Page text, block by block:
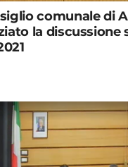
comunale di
la discussione